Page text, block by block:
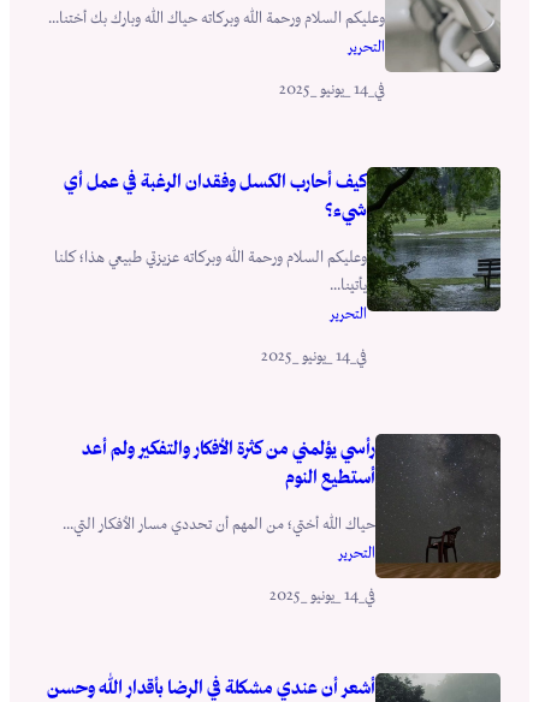
وعليكم السلام ورحمة الله وبركاته حياك الله وبارك بك أختنا...
التحرير
في_14 _يونيو _2025
كيف أحارب الكسل وفقدان الرغبة في عمل أي
شيء؟
وعليكم السلام ورحمة الله وبركاته عزيزتي طبيعي هذا؛ كلنا
يأتينا...
التحرير
في _14 _يونيو _2025
رأسي يؤلمني من كثرة الأفكار والتفكير ولم أعد
أستطيع النوم
حياك الله أختي؛ من المهم أن تحددي مسار الأفكار التي...
التحرير
في _14 _يونيو _2025
أشعر أن عندي مشكلة في الرضا بأقدار الله وحسن